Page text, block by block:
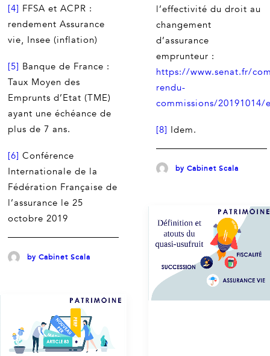
[4] FFSA et ACPR :
rendement Assurance
vie, Insee (inflation)
[5] Banque de France :
Taux Moyen des
Emprunts d’Etat (TME)
ayant une échéance de
plus de 7 ans.
[6] Conférence
Internationale de la
Fédération Française de
l’assurance le 25
octobre 2019
by Cabinet Scala
l’effectivité du droit au
changement
d’assurance
emprunteur :
https://www.senat.fr/
rendu-
commissions/
[8] Idem.
by Cabinet Scala